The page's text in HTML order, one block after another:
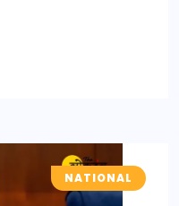
NATIONAL